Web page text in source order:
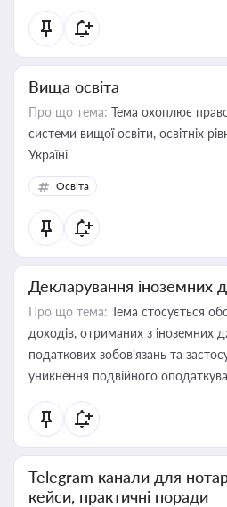
Вища освіта
Про що тема: Тема охоплює
системи вищої освіти, освітніх
Україні
Освіта
Декларування іноземних
Про що тема: Тема стосується
доходів, отриманих з іноземних
податкових зобов’язань та
уникнення подвійного
Telegram канали для
кейси, практичні поради